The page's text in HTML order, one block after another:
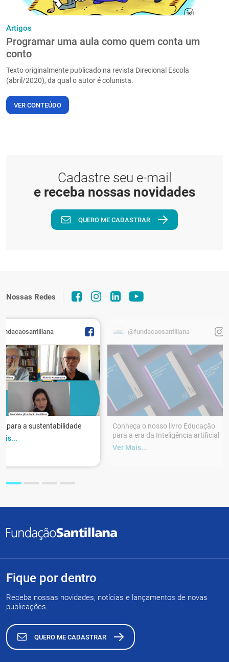
Artigos
Programar uma aula como quem conta um
conto
Texto originalmente publicado na revista Direcional Escola
(abril/2020), da qual o autor é colunista.
VER CONTEÚDO
Cadastre seu e-mail
e receba nossas novidades
QUERO ME CADASTRAR
Nossas Redes
para a sustentabilidade
@fundacaosantillana
Conheça o nosso livro Educação
para a era da Inteligência artificial
Ver Mais...
Fique por dentro
Receba nossas novidades, notícias e lançamentos de novas
publicações.
QUERO ME CADASTRAR